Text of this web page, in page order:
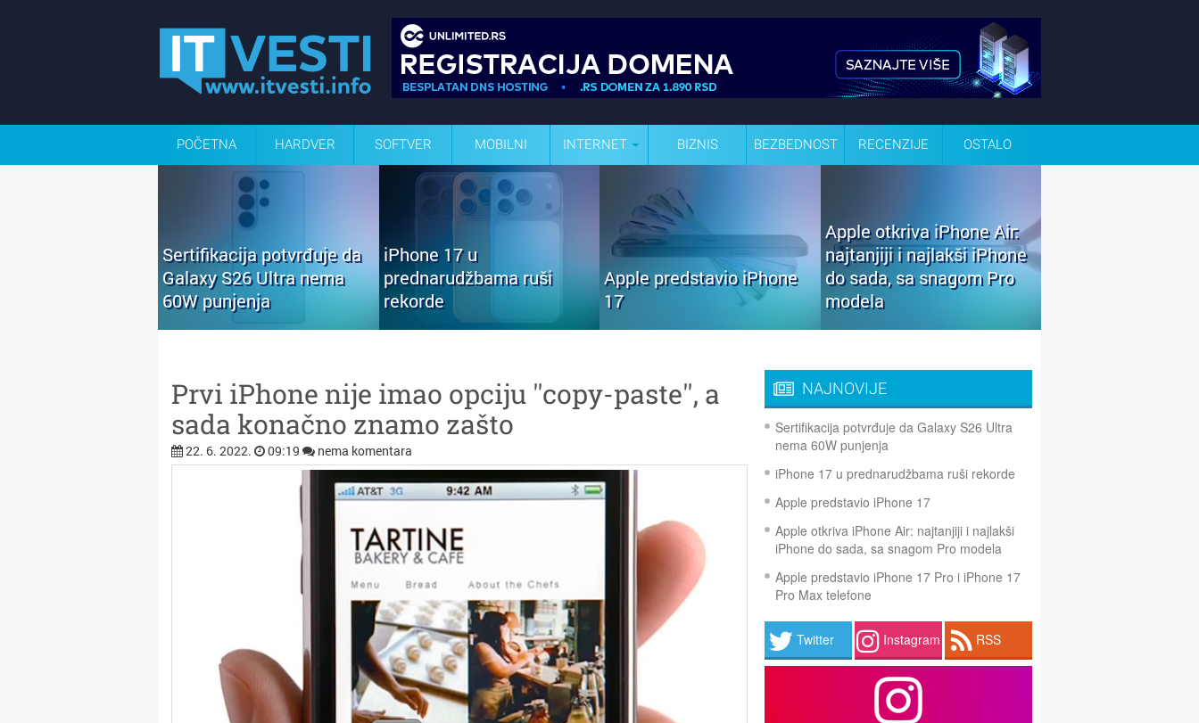
POČETNA HARDVER SOFTVER MOBILNI INTERNET BIZNIS BEZBEDNOST RECENZIJE OSTALO
Sertifikacija potvrđuje da
Galaxy S26 Ultra nema
60W punjenja
iPhone 17 u
prednarudžbama ruši
rekorde
Apple predstavio iPhone
17
Apple otkriva iPhone Air:
najtanjiji i najlakši iPhone
do sada, sa snagom Pro
modela
Prvi iPhone nije imao opciju ''copy-paste'', a
sada konačno znamo zašto
22. 6. 2022. 09:19 nema komentara
NAJNOVIJE
Sertifikacija potvrđuje da Galaxy S26 Ultra
nema 60W punjenja
iPhone 17 u prednarudžbama ruši rekorde
Apple predstavio iPhone 17
Apple otkriva iPhone Air: najtanjiji i najlakši
iPhone do sada, sa snagom Pro modela
Apple predstavio iPhone 17 Pro i iPhone 17
Pro Max telefone
Twitter Instagram RSS